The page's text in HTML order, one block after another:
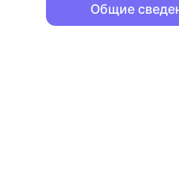
Общие